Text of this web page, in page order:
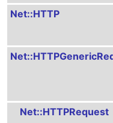
Net::HTTP
Net::HTTPRequest